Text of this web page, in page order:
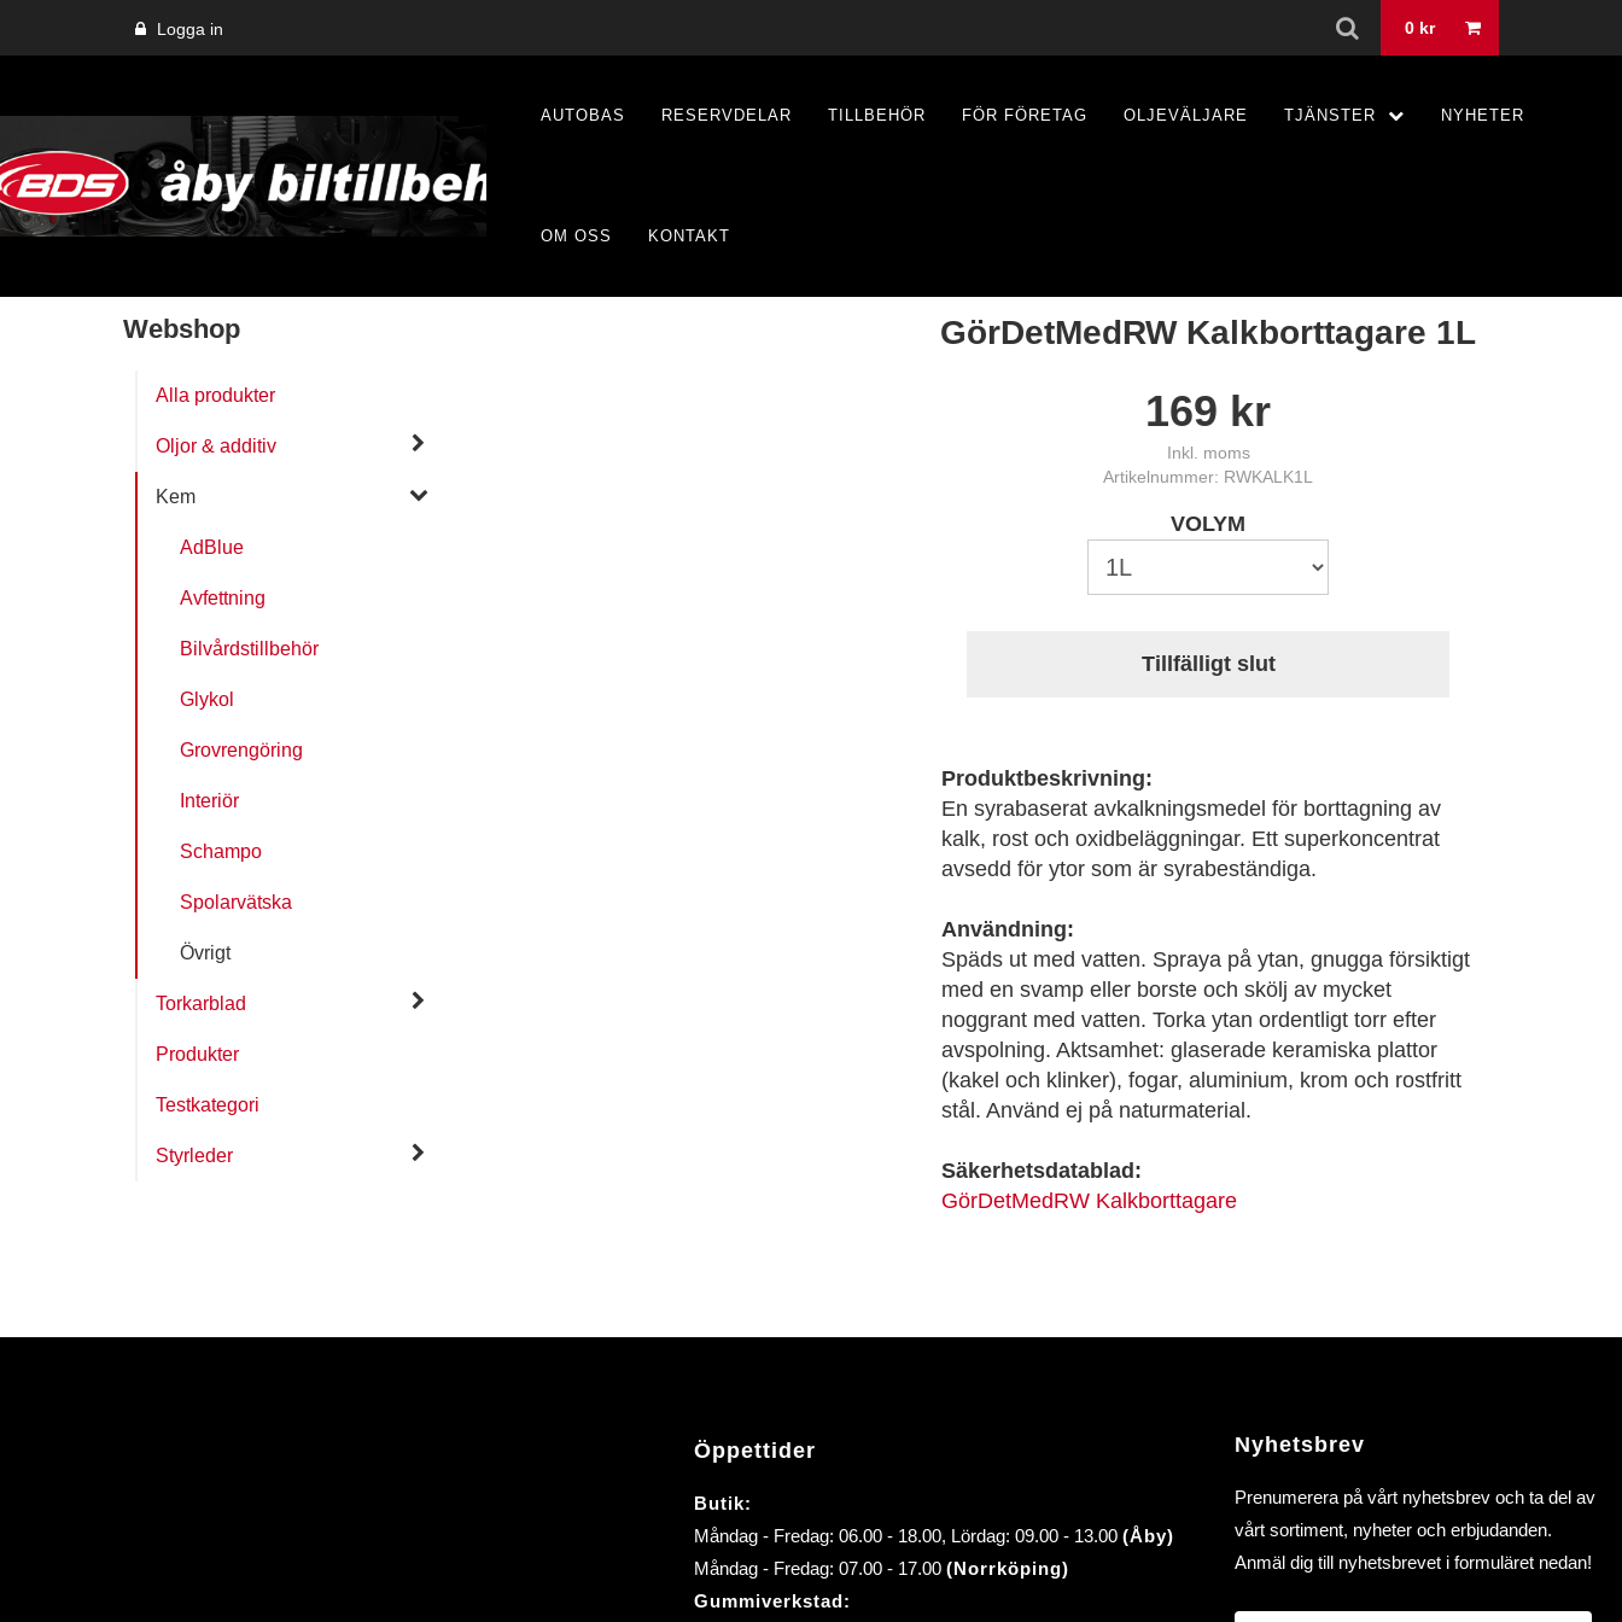
Logga in 0 kr
AUTOBAS RESERVDELAR TILLBEHÖR FÖR FÖRETAG OLJEVÄLJARE TJÄNSTER NYHETER
OM OSS KONTAKT
Webshop
Alla produkter
Oljor & additiv
Kem
AdBlue
Avfettning
Bilvårdstillbehör
Glykol
Grovrengöring
Interiör
Schampo
Spolarvätska
Övrigt
Torkarblad
Produkter
Testkategori
Styrleder
GörDetMedRW Kalkborttagare 1L
169 kr
Inkl. moms
Artikelnummer: RWKALK1L
VOLYM
Tillfälligt slut
Produktbeskrivning:
En syrabaserat avkalkningsmedel för borttagning av
kalk, rost och oxidbeläggningar. Ett superkoncentrat
avsedd för ytor som är syrabeständiga.
Användning:
Späds ut med vatten. Spraya på ytan, gnugga försiktigt
med en svamp eller borste och skölj av mycket
noggrant med vatten. Torka ytan ordentligt torr efter
avspolning. Aktsamhet: glaserade keramiska plattor
(kakel och klinker), fogar, aluminium, krom och rostfritt
stål. Använd ej på naturmaterial.
Säkerhetsdatablad:
GörDetMedRW Kalkborttagare
Öppettider
Butik:
Måndag - Fredag: 06.00 - 18.00, Lördag: 09.00 - 13.00 (Åby)
Måndag - Fredag: 07.00 - 17.00 (Norrköping)
Gummiverkstad:
Nyhetsbrev
Prenumerera på vårt nyhetsbrev och ta del av
vårt sortiment, nyheter och erbjudanden.
Anmäl dig till nyhetsbrevet i formuläret nedan!